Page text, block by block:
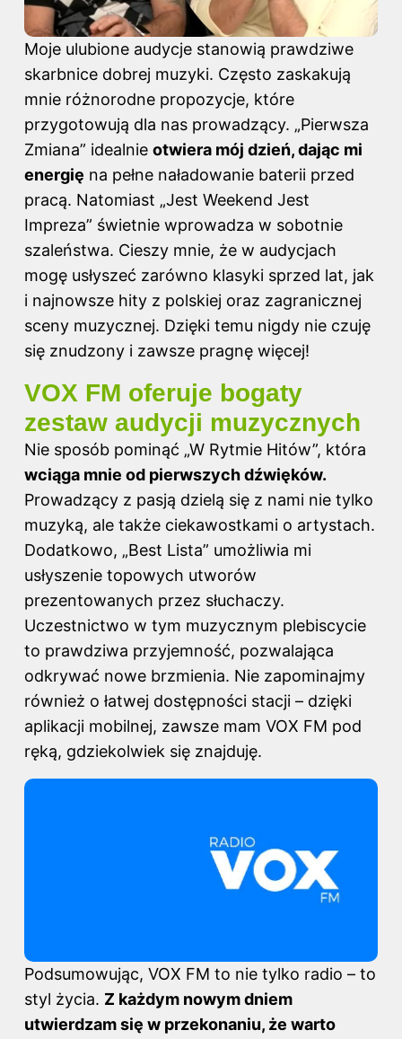
Moje ulubione audycje stanowią prawdziwe
skarbnice dobrej muzyki. Często zaskakują
mnie różnorodne propozycje, które
przygotowują dla nas prowadzący. „Pierwsza
Zmiana” idealnie otwiera mój dzień, dając mi
energię na pełne naładowanie baterii przed
pracą. Natomiast „Jest Weekend Jest
Impreza” świetnie wprowadza w sobotnie
szaleństwa. Cieszy mnie, że w audycjach
mogę usłyszeć zarówno klasyki sprzed lat, jak
i najnowsze hity z polskiej oraz zagranicznej
sceny muzycznej. Dzięki temu nigdy nie czuję
się znudzony i zawsze pragnę więcej!
VOX FM oferuje bogaty
zestaw audycji muzycznych
Nie sposób pominąć „W Rytmie Hitów”, która
wciąga mnie od pierwszych dźwięków.
Prowadzący z pasją dzielą się z nami nie tylko
muzyką, ale także ciekawostkami o artystach.
Dodatkowo, „Best Lista” umożliwia mi
usłyszenie topowych utworów
prezentowanych przez słuchaczy.
Uczestnictwo w tym muzycznym plebiscycie
to prawdziwa przyjemność, pozwalająca
odkrywać nowe brzmienia. Nie zapominajmy
również o łatwej dostępności stacji – dzięki
aplikacji mobilnej, zawsze mam VOX FM pod
ręką, gdziekolwiek się znajduję.
Podsumowując, VOX FM to nie tylko radio – to
styl życia. Z każdym nowym dniem
utwierdzam się w przekonaniu, że warto